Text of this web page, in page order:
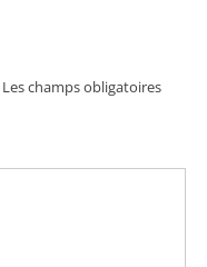
Les champs obligatoires